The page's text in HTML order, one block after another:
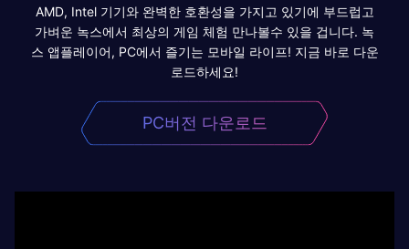
AMD, Intel 기기와 완벽한 호환성을 가지고 있기에 부드럽고
가벼운 녹스에서 최상의 게임 체험 만나볼수 있을 겁니다. 녹
스 앱플레이어, PC에서 즐기는 모바일 라이프! 지금 바로 다운
로드하세요!
PC버전 다운로드